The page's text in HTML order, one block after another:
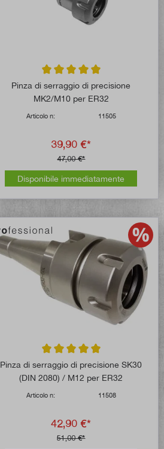
Valutazione media di 5 su 5 stelle
Pinza di serraggio di precisione
MK2/M10 per ER32
Articolo n: 11505
39,90 €*
47,00 €*
Disponibile immediatamente
Valutazione media di 5 su 5 stelle
Pinza di serraggio di precisione SK30
(DIN 2080) / M12 per ER32
Articolo n: 11508
42,90 €*
51,00 €*